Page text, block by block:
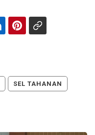
SEL TAHANAN